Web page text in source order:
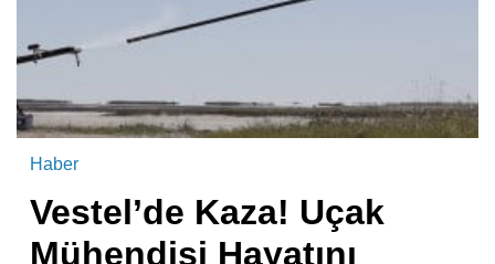
Haber
Vestel’de Kaza! Uçak
Mühendisi Hayatını